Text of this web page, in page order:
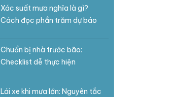
Xác suất mưa nghĩa là gì?
Cách đọc phần trăm dự báo
Chuẩn bị nhà trước bão:
Checklist dễ thực hiện
Lái xe khi mưa lớn: Nguyên tắc